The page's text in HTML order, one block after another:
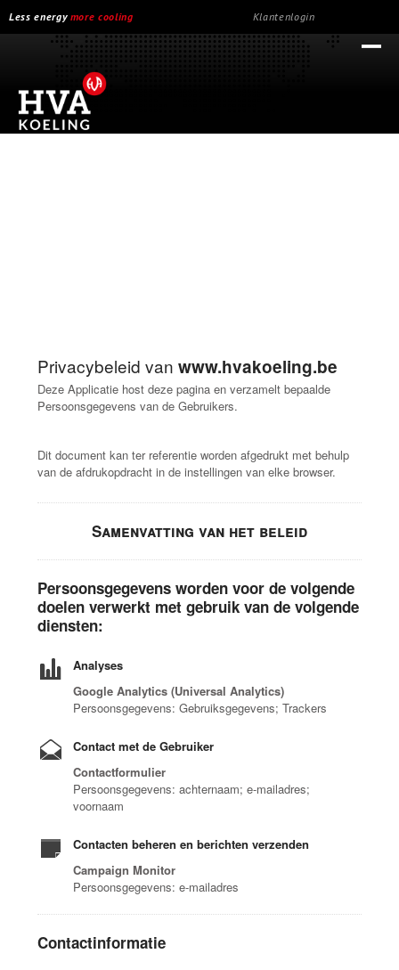
Less energy more cooling Klantenlogin
Privacybeleid vanwww.hvakoeling.be
Deze Applicatie host deze pagina en verzamelt bepaalde
Persoonsgegevens van de Gebruikers.
Dit document kan ter referentie worden afgedrukt met behulp
van de afdrukopdracht in de instellingen van elke browser.
Samenvatting van het beleid
Persoonsgegevens worden voor de volgende
doelen verwerkt met gebruik van de volgende
diensten:
Analyses
Google Analytics (Universal Analytics)
Persoonsgegevens: Gebruiksgegevens; Trackers
Contact met de Gebruiker
Contactformulier
Persoonsgegevens: achternaam; e-mailadres;
voornaam
Contacten beheren en berichten verzenden
Campaign Monitor
Persoonsgegevens: e-mailadres
Contactinformatie